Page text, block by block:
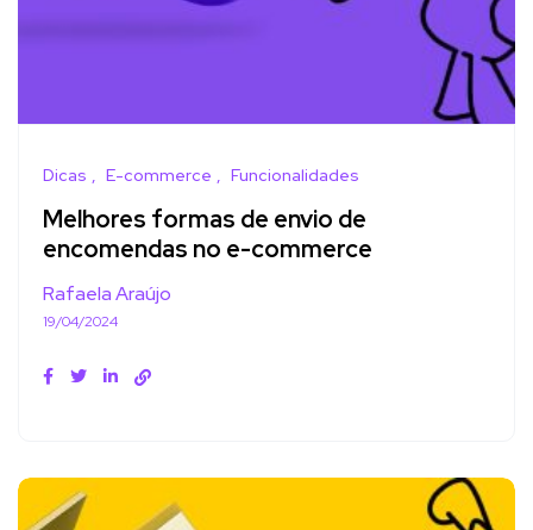
Dicas E-commerce Funcionalidades
Melhores formas de envio de
encomendas no e-commerce
Rafaela Araújo
19/04/2024